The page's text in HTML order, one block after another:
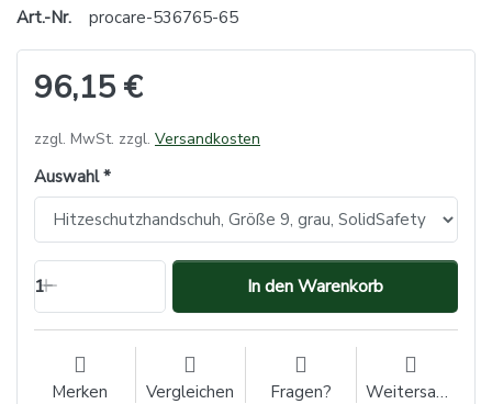
Art.-Nr.
procare-536765-65
96,15 €
zzgl. MwSt. zzgl. Versandkosten
Auswahl
1 In den Warenkorb
Merken Vergleichen Fragen? Weitersagen